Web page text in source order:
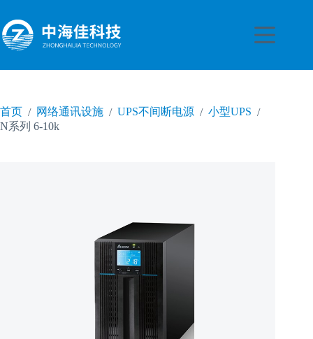
至
内
容
首页 / 网络通讯设施 / UPS不间断电源 / 小型UPS /
N系列 6-10k